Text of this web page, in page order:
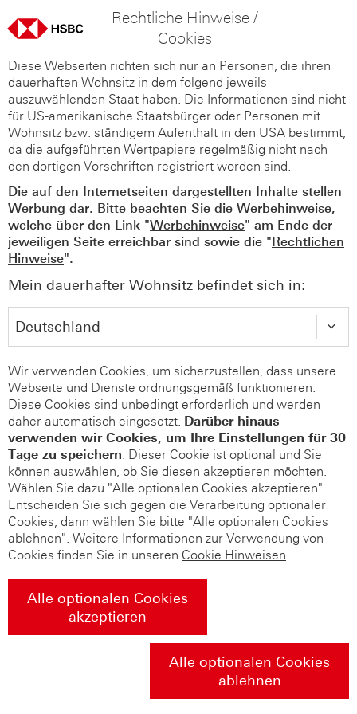
Rechtliche Hinweise /
Cookies
Diese Webseiten richten sich nur an Personen, die ihren
dauerhaften Wohnsitz in dem folgend jeweils
auszuwählenden Staat haben. Die Informationen sind nicht
für US-amerikanische Staatsbürger oder Personen mit
Wohnsitz bzw. ständigem Aufenthalt in den USA bestimmt,
da die aufgeführten Wertpapiere regelmäßig nicht nach
den dortigen Vorschriften registriert worden sind.
Die auf den Internetseiten dargestellten Inhalte stellen
Werbung dar. Bitte beachten Sie die Werbehinweise,
welche über den Link "Werbehinweise" am Ende der
jeweiligen Seite erreichbar sind sowie die "Rechtlichen
Hinweise".
Mein dauerhafter Wohnsitz befindet sich in:
Wir verwenden Cookies, um sicherzustellen, dass unsere
Webseite und Dienste ordnungsgemäß funktionieren.
Diese Cookies sind unbedingt erforderlich und werden
daher automatisch eingesetzt. Darüber hinaus
verwenden wir Cookies, um Ihre Einstellungen für 30
Tage zu speichern. Dieser Cookie ist optional und Sie
können auswählen, ob Sie diesen akzeptieren möchten.
Wählen Sie dazu "Alle optionalen Cookies akzeptieren".
Entscheiden Sie sich gegen die Verarbeitung optionaler
Cookies, dann wählen Sie bitte "Alle optionalen Cookies
ablehnen". Weitere Informationen zur Verwendung von
Cookies finden Sie in unseren Cookie Hinweisen.
Alle optionalen Cookies
akzeptieren
Alle optionalen Cookies
ablehnen